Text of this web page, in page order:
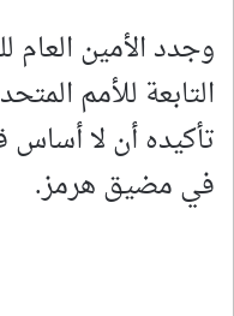
وجدد الأمين العام
التابعة للأمم
تأكيده أن لا
في مضيق هرمز.